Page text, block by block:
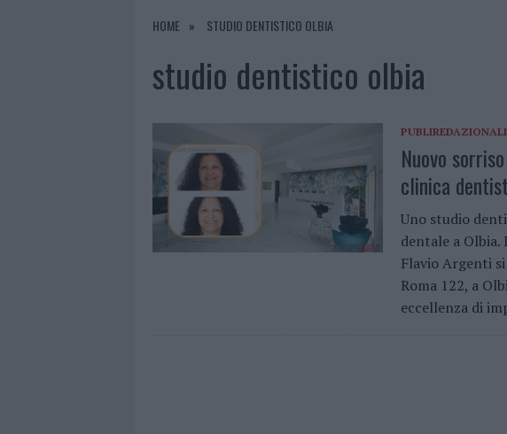
7 AGOSTO 2026 | MICHELLE HUNZIKER IN GALLURA, BELLA ANCHE DAL VIVO:
HOME STUDIO DENTISTICO OLBIA
studio dentistico olbia
PUBLIREDAZIONALI
Nuovo
clinica
Uno studio
dentale a
Flavio Argenti
Roma 122, a
eccellenza di